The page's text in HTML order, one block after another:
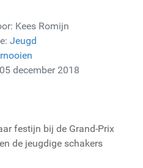
Kees Romijn
Jeugd
december 2018
festijn bij de Grand-Prix
de jeugdige schakers